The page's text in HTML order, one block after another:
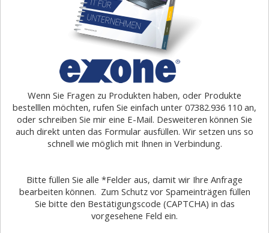
Wenn Sie Fragen zu Produkten haben, oder Produkte
bestelllen möchten, rufen Sie einfach unter 07382.936 110 an,
oder schreiben Sie mir eine E-Mail. Desweiteren können Sie
auch direkt unten das Formular ausfüllen. Wir setzen uns so
schnell wie möglich mit Ihnen in Verbindung.
Bitte füllen Sie alle *Felder aus, damit wir Ihre Anfrage
bearbeiten können. Zum Schutz vor Spameinträgen füllen
Sie bitte den Bestätigungscode (CAPTCHA) in das
vorgesehene Feld ein.